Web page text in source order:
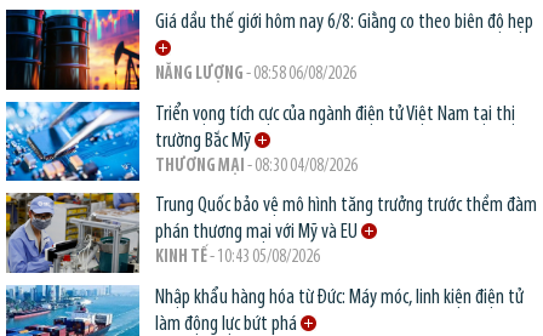
Giá dầu thế giới hôm nay 6/8: Giằng co theo biên độ hẹp
NĂNG LƯỢNG - 08:58 06/08/2026
Triển vọng tích cực của ngành điện tử Việt Nam tại thị
trường Bắc Mỹ
THƯƠNG MẠI - 08:30 04/08/2026
Trung Quốc bảo vệ mô hình tăng trưởng trước thềm đàm
phán thương mại với Mỹ và EU
KINH TẾ- 10:43 05/08/2026
Nhập khẩu hàng hóa từ Đức: Máy móc, linh kiện điện tử
làm động lực bứt phá